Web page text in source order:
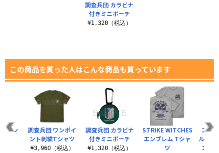
調査兵団 カラビナ
付きミニポーチ
¥1,320（税込）
この商品を買った人はこんな商品も買っています
調査兵団 カラビナ
付きミニポーチ
¥1,320（税込）
STRIKE WITCHES
エンブレム Tシャ
ツ
エイ
ル・ユ
ンパ
セン
調査兵団 ワンポイ
ント刺繍Tシャツ
¥3,960（税込）